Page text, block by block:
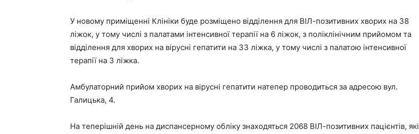
У новому приміщенні Клініки буде розміщено відділення для ВІЛ-позитивних хворих на 38
ліжок, у тому числі з палатами інтенсивної терапії на 6 ліжок, з поліклінічним прийомом та
відділення для хворих на вірусні гепатити на 33 ліжка, у тому числі з палатою інтенсивної
терапії на 3 ліжка.
Амбулаторний прийом хворих на вірусні гепатити натепер проводиться за адресою вул.
Галицька, 4.
На теперішній день на диспансерному обліку знаходяться 2068 ВІЛ-позитивних пацієнтів, які